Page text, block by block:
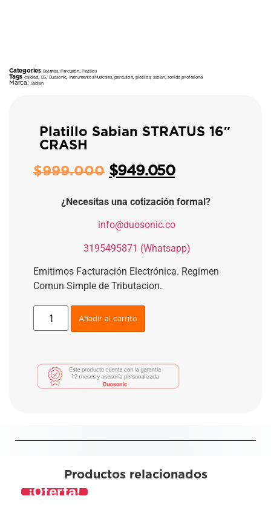
Categories Baterías,Percusión,Platillos
Tags calidad DS Duosonic,Instrumentos Musicales, percusion, platillos, sabian,sonido profesional
Marca: Sabian
Platillo Sabian STRATUS 16″
CRASH
$999.000 $949.050
¿Necesitas una cotización formal?
info@duosonic.co
3195495871 (Whatsapp)
Emitimos Facturación Electrónica. Regimen
Comun Simple de Tributacion.
Añadir al carrito
Productos relacionados
¡Oferta!